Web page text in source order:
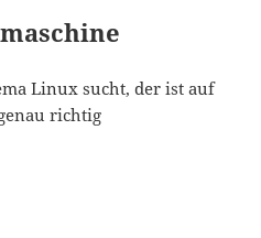
Linux sucht, der ist auf
richtig